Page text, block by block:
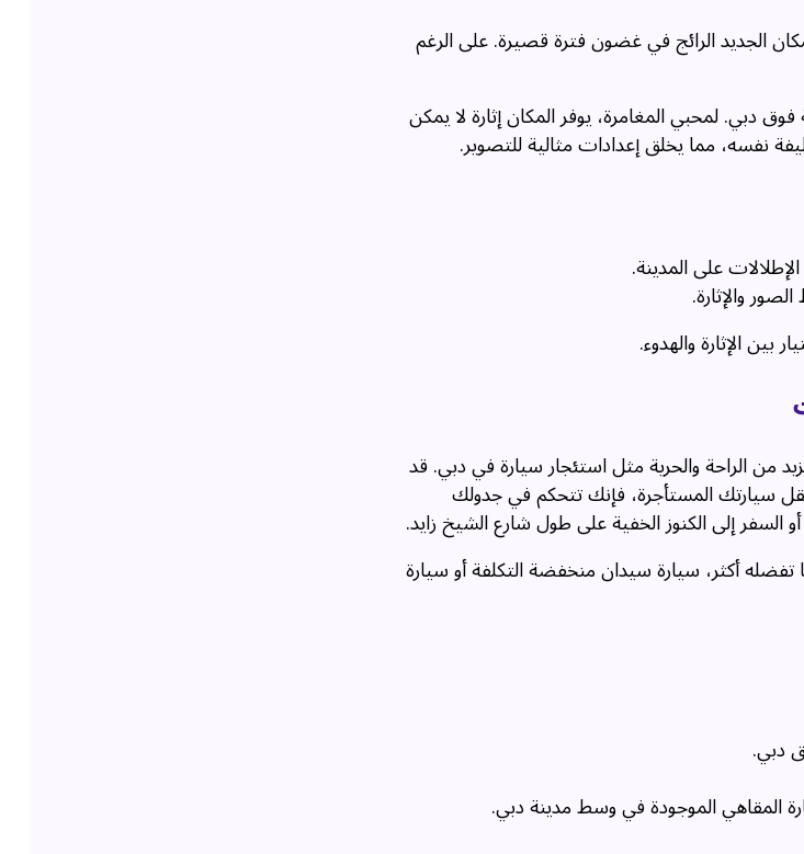
وقد أصبح المكان الجديد الرائج في غضون فترة قصيرة. على الرغم
دبي. لمحبي المغامرة، يوفر المكان إثارة لا يمكن
نفسه، مما يخلق إعدادات مثالية للتصوير.
على المدينة.
والإثارة.
الإثارة والهدوء.
من الراحة والحرية مثل استئجار سيارة في دبي. قد
سيارتك المستأجرة، فإنك تتحكم في جدولك
السفر إلى الكنوز الخفية على طول شارع الشيخ زايد.
أكثر، سيارة سيدان منخفضة التكلفة أو سيارة
دبي.
المقاهي الموجودة في وسط مدينة دبي.